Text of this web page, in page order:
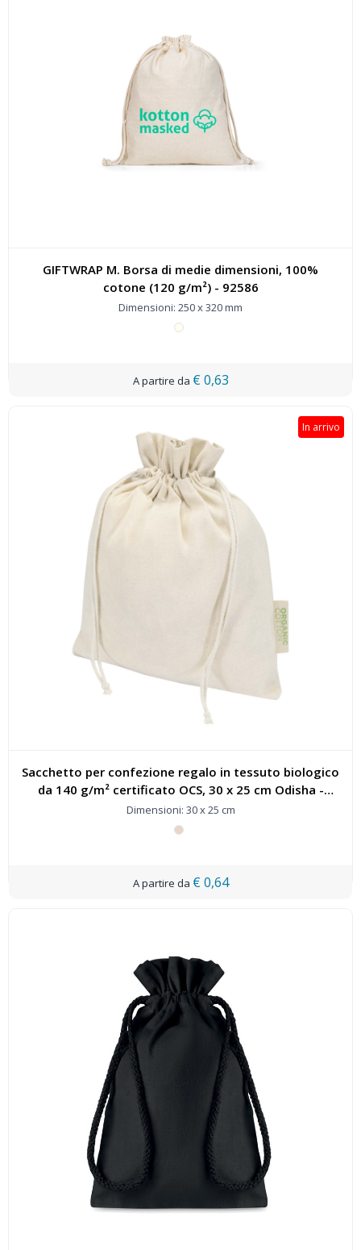
GIFTWRAP M. Borsa di medie dimensioni, 100%
cotone (120 g/m²) - 92586
Dimensioni: 250 x 320 mm
€ 0,63
Sacchetto per confezione regalo in tessuto biologico
da 140 g/m² certificato OCS, 30 x 25 cm Odisha -
120797
In arrivo
Dimensioni: 30 x 25 cm
€ 0,64